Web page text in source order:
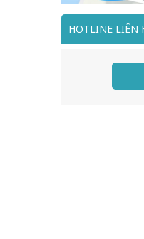
HOTLINE LIÊN